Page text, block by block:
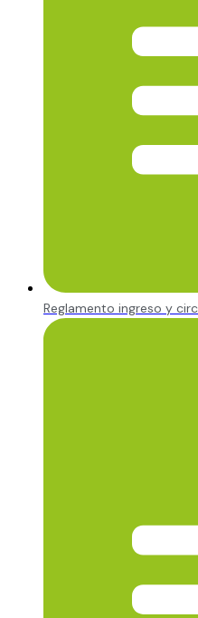
Reglamento ingreso y